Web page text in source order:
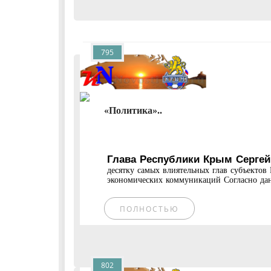
«Политика»..
Глава Республики Крым
десятку самых влиятельных глав
экономических коммуникаций Согласно
ПОЛНОСТЬЮ
795
802